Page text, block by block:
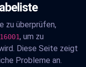
zu überprüfen,
, um zu
Diese Seite zeigt
Probleme an.